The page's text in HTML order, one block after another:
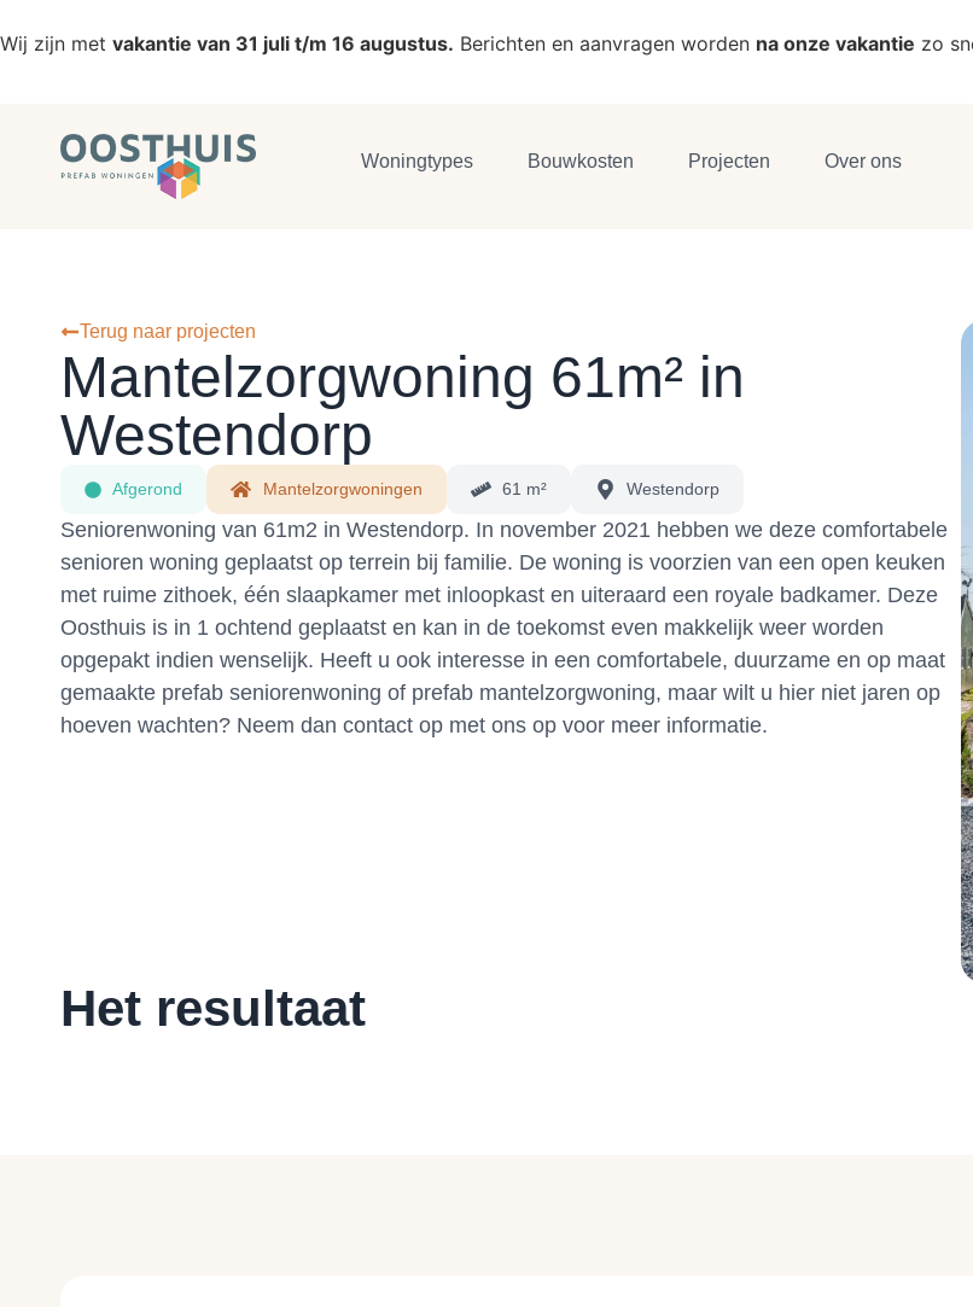
Wij zijn met vakantie van 31 juli t/m 16 augustus. Berichten en aanvragen worden na onze vakantie zo
Woningtypes Bouwkosten Projecten Over ons
Terug naar projecten
Mantelzorgwoning 61m² in
Westendorp
Afgerond Mantelzorgwoningen 61 m² Westendorp
Seniorenwoning van 61m2 in Westendorp. In november 2021 hebben we deze comfortabele
senioren woning geplaatst op terrein bij familie. De woning is voorzien van een open keuken
met ruime zithoek, één slaapkamer met inloopkast en uiteraard een royale badkamer. Deze
Oosthuis is in 1 ochtend geplaatst en kan in de toekomst even makkelijk weer worden
opgepakt indien wenselijk. Heeft u ook interesse in een comfortabele, duurzame en op maat
gemaakte prefab seniorenwoning of prefab mantelzorgwoning, maar wilt u hier niet jaren op
hoeven wachten? Neem dan contact op met ons op voor meer informatie.
Het resultaat